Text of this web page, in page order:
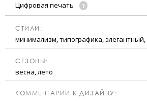
Цифровая печать
CТИЛИ:
минимализм, типографика, элегантный,
CЕЗОНЫ:
весна, лето
КОММЕНТАРИИ К ДИЗАЙНУ: